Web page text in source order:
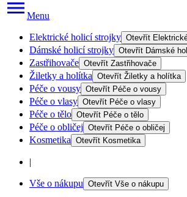
Menu
Elektrické holicí strojky Otevřít
Dámské holicí strojky Otevřít Dámské
Zastřihovače Otevřít Zastřihovače
Žiletky a holítka Otevřít Žiletky a holítka
Péče o vousy Otevřít Péče o vousy
Péče o vlasy Otevřít Péče o vlasy
Péče o tělo Otevřít Péče o tělo
Péče o obličej Otevřít Péče o obličej
Kosmetika Otevřít Kosmetika
|
Vše o nákupu Otevřít Vše o nákupu